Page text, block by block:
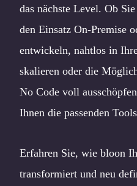
das nächste Level. Ob
den Einsatz On-Premise
entwickeln, nahtlos in
skalieren oder die
No Code voll
Ihnen die passenden
Erfahren Sie, wie bloon
transformiert und neu